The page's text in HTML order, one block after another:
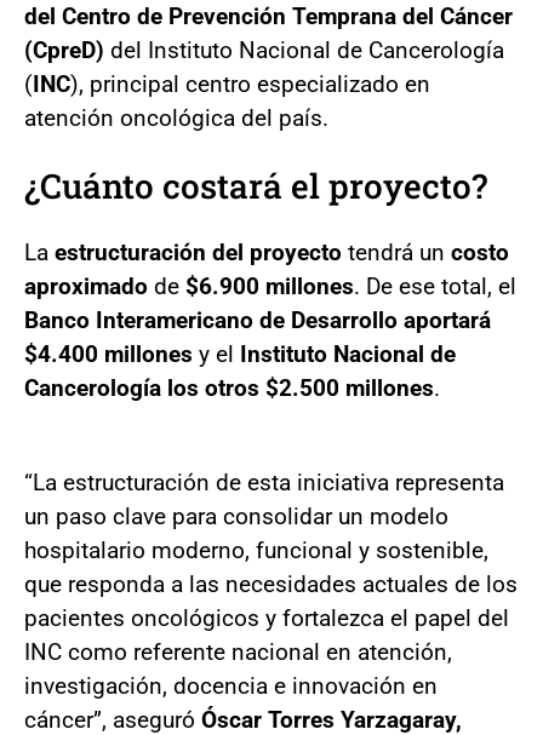
del Centro de Prevención Temprana del Cáncer
(CpreD) del Instituto Nacional de Cancerología
(INC), principal centro especializado en
atención oncológica del país.
¿Cuánto costará el proyecto?
La estructuración del proyecto tendrá un costo
aproximado de $6.900 millones. De ese total, el
Banco Interamericano de Desarrollo aportará
$4.400 millones y el Instituto Nacional de
Cancerología los otros $2.500 millones.
“La estructuración de esta iniciativa representa
un paso clave para consolidar un modelo
hospitalario moderno, funcional y sostenible,
que responda a las necesidades actuales de los
pacientes oncológicos y fortalezca el papel del
INC como referente nacional en atención,
investigación, docencia e innovación en
cáncer”, aseguró Óscar Torres Yarzagaray,